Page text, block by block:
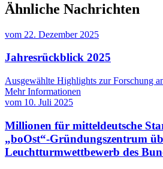
Ähnliche Nachrichten
vom 22. Dezember 2025
Jahresrückblick 2025
Ausgewählte Highlights zur Forschung
Mehr Informationen
vom 10. Juli 2025
Millionen für mitteldeutsche
„boOst“-Gründungszentrum
Leuchtturmwettbewerb des